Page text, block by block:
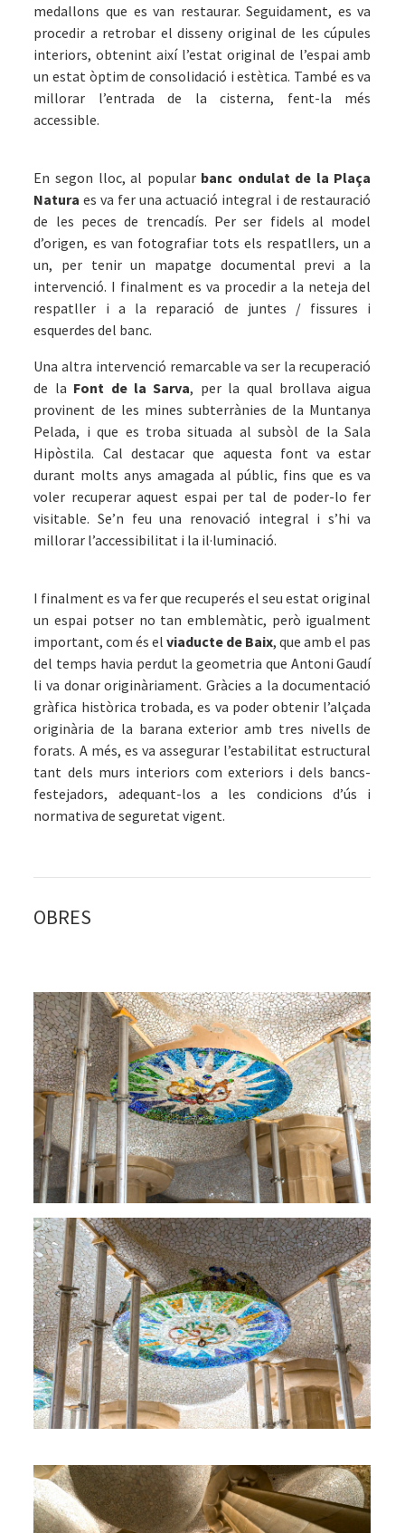
medallons que es van restaurar. Seguidament, es va
procedir a retrobar el disseny original de les cúpules
interiors, obtenint així l’estat original de l’espai amb
un estat òptim de consolidació i estètica. També es va
millorar l’entrada de la cisterna, fent-la més
accessible.
En segon lloc, al popularbanc ondulat de la Plaça
Natura es va fer una actuació integral i de restauració
de les peces de trencadís. Per ser fidels al model
d’origen, es van fotografiar tots els respatllers, un a
un, per tenir un mapatge documental previ a la
intervenció. I finalment es va procedir a la neteja del
respatller i a la reparació de juntes / fissures i
esquerdes del banc.
Una altra intervenció remarcable va ser la recuperació
de la Font de la Sarva, per la qual brollava aigua
provinent de les mines subterrànies de la Muntanya
Pelada, i que es troba situada al subsòl de la Sala
Hipòstila. Cal destacar que aquesta font va estar
durant molts anys amagada al públic, fins que es va
voler recuperar aquest espai per tal de poder-lo fer
visitable. Se’n feu una renovació integral i s’hi va
millorar l’accessibilitat i la il·luminació.
I finalment es va fer que recuperés el seu estat original
un espai potser no tan emblemàtic, però igualment
important, com és elviaducte de Baix, que amb el pas
del temps havia perdut la geometria que Antoni Gaudí
li va donar originàriament. Gràcies a la documentació
gràfica històrica trobada, es va poder obtenir l’alçada
originària de la barana exterior amb tres nivells de
forats. A més, es va assegurar l’estabilitat estructural
tant dels murs interiors com exteriors i dels bancs-
festejadors, adequant-los a les condicions d’ús i
normativa de seguretat vigent.
OBRES